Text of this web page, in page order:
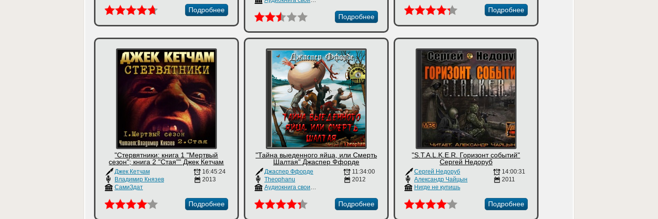
Подробнее
Подробнее
Подробнее
"Стервятники: книга 1 "Мертвый
сезон"; книга 2 "Стая"" Джек Кетчам
Джек Кетчам
Владимир Князев
СамиЗдат
16:45:24
2013
Подробнее
"Тайна выеденного яйца, или Смерть
Шалтая" Джаспер Ффорде
Джаспер Ффорде
Theophanu
Аудиокнига своими руками
11:34:00
2012
Подробнее
"S.T.A.L.K.E.R. Горизонт событий"
Сергей Недоруб
Сергей Недоруб
Александр Чайцын
Нигде не купишь
14:00:31
2011
Подробнее